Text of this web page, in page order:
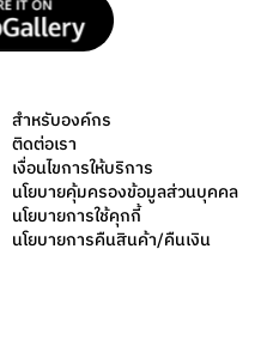
สำหรับองค์กร
ติดต่อเรา
เงื่อนไขการให้บริการ
นโยบายคุ้มครองข้อมูลส่วนบุคคล
นโยบายการใช้คุกกี้
นโยบายการคืนสินค้า/คืนเงิน